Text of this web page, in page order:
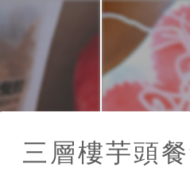
三層樓芋頭